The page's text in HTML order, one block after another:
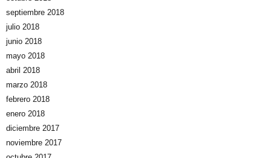
septiembre 2018
julio 2018
junio 2018
mayo 2018
abril 2018
marzo 2018
febrero 2018
enero 2018
diciembre 2017
noviembre 2017